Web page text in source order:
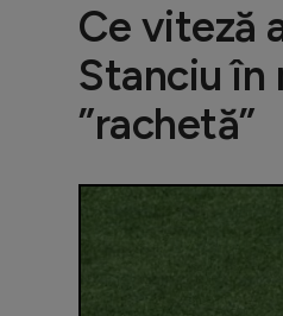
Ce viteză
Stanciu în
”rachetă”